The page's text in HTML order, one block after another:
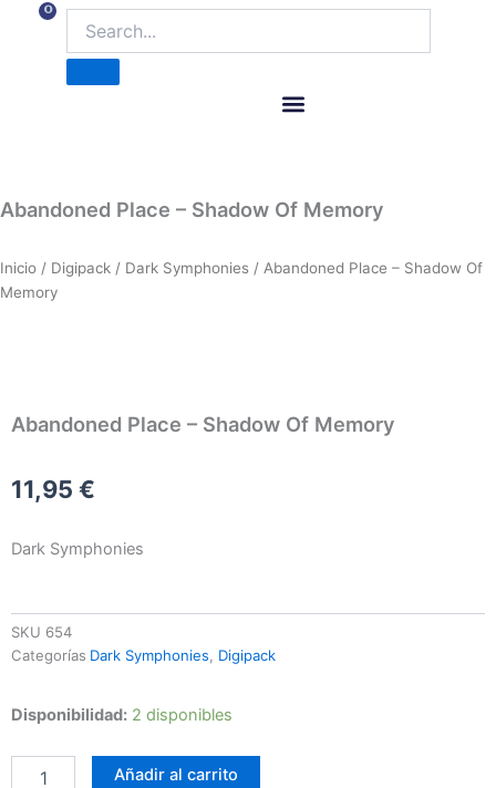
contenido
0
Carrito
Abandoned Place – Shadow Of Memory
Inicio / Digipack / Dark Symphonies / Abandoned Place – Shadow Of
Memory
Abandoned Place – Shadow Of Memory
11,95 €
Dark Symphonies
SKU 654
Categorías Dark Symphonies, Digipack
Disponibilidad: 2 disponibles
Abandoned
-
Shadow
Añadir al carrito